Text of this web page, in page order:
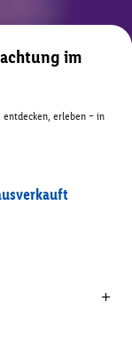
im
erleben – in